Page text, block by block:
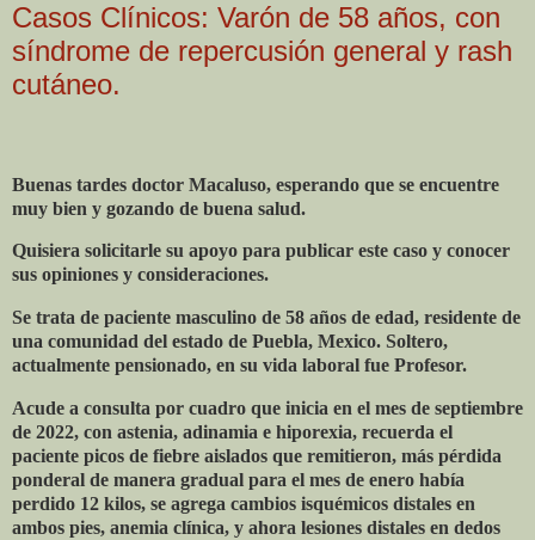
Casos Clínicos: Varón de 58 años, con
síndrome de repercusión general y rash
cutáneo.
Buenas tardes doctor Macaluso, esperando que se encuentre
muy bien y gozando de buena salud.
Quisiera solicitarle su apoyo para publicar este caso y conocer
sus opiniones y consideraciones.
Se trata de paciente masculino de 58 años de edad, residente de
una comunidad del estado de Puebla, Mexico. Soltero,
actualmente pensionado, en su vida laboral fue Profesor.
Acude a consulta por cuadro que inicia en el mes de septiembre
de 2022, con astenia, adinamia e hiporexia, recuerda el
paciente picos de fiebre aislados que remitieron, más pérdida
ponderal de manera gradual para el mes de enero había
perdido 12 kilos, se agrega cambios isquémicos distales en
ambos pies, anemia clínica, y ahora lesiones distales en dedos